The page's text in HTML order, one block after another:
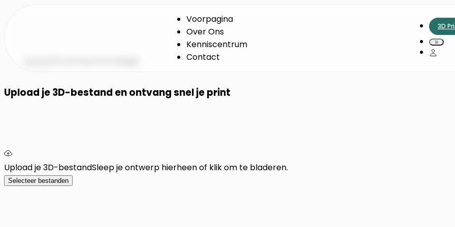
Voorpagina
Over Ons
Kenniscentrum
Contact
3D
Upload je 3D-bestand en ontvang snel je print
Upload je 3D-bestandSleep je ontwerp hierheen of klik om te bladeren.
Selecteer bestanden